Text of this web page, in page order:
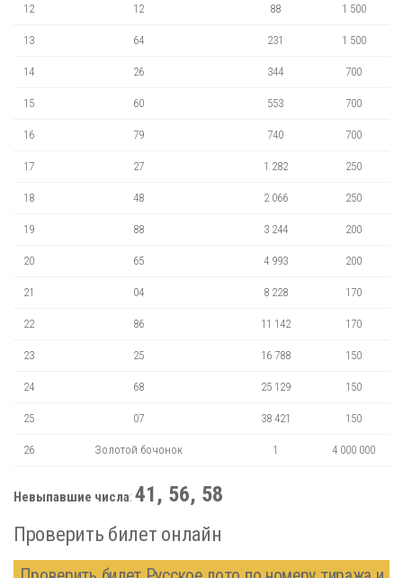
12 12 88 1 500
13 64 231 1 500
14 26 344 700
15 60 553 700
16 79 740 700
17 27 1 282 250
18 48 2 066 250
19 88 3 244 200
20 65 4 993 200
21 04 8 228 170
22 86 11 142 170
23 25 16 788 150
24 68 25 129 150
25 07 38 421 150
26 Золотой бочонок 1 4 000 000
Невыпавшие числа: 41, 56, 58
Проверить билет онлайн